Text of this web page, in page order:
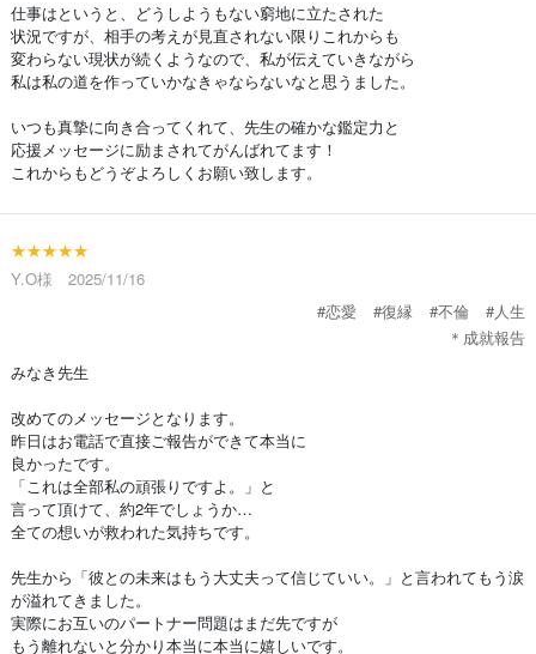
仕事はというと、どうしようもない窮地に立たされた
状況ですが、相手の考えが見直されない限りこれからも
変わらない現状が続くようなので、私が伝えていきながら
私は私の道を作っていかなきゃならないなと思うました。
いつも真摯に向き合ってくれて、先生の確かな鑑定力と
応援メッセージに励まされてがんばれてます！
これからもどうぞよろしくお願い致します。
★★★★★
Y.O様 2025/11/16
#恋愛
#復縁 #不倫
#人生
＊成就報告
みなき先生
改めてのメッセージとなります。
昨日はお電話で直接ご報告ができて本当に
良かったです。
「これは全部私の頑張りですよ。」と
言って頂けて、約2年でしょうか…
全ての想いが救われた気持ちです。
先生から「彼との未来はもう大丈夫って信じていい。」と言われてもう涙
が溢れてきました。
実際にお互いのパートナー問題はまだ先ですが
もう離れないと分かり本当に本当に嬉しいです。